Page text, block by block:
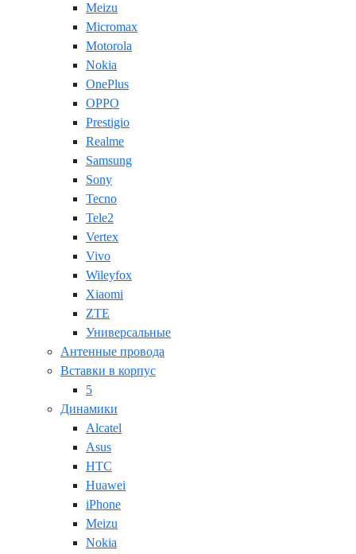
Meizu
Micromax
Motorola
Nokia
OnePlus
OPPO
Prestigio
Realme
Samsung
Sony
Tecno
Tele2
Vertex
Vivo
Wileyfox
Xiaomi
ZTE
Универсальные
Антенные провода
Вставки в корпус
5
Динамики
Alcatel
Asus
HTC
Huawei
iPhone
Meizu
Nokia